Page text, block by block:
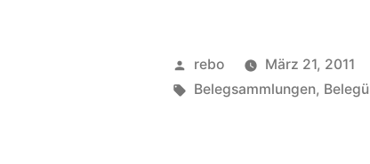
Veröffentlicht
von
rebo März 21, 2011
Schlagwörter:
Belegsammlungen,